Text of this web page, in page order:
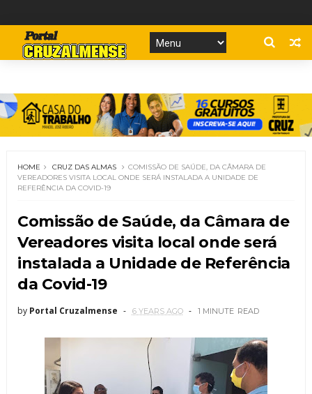
HOME CRUZ DAS ALMAS
COMISSÃO DE SAÚDE, DA CÂMARA DE
VEREADORES VISITA LOCAL ONDE SERÁ INSTALADA A UNIDADE DE
REFERÊNCIA DA COVID-19
Comissão de Saúde, da Câmara de
Vereadores visita local onde será
instalada a Unidade de Referência
da Covid-19
by Portal Cruzalmense 6 YEARS AGO 1 MINUTE READ